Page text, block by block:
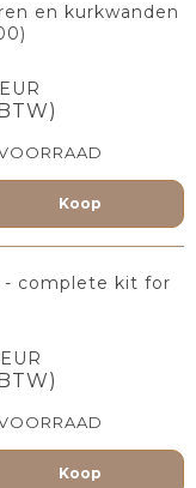
en kurkwanden
Koop
- complete kit for
Koop